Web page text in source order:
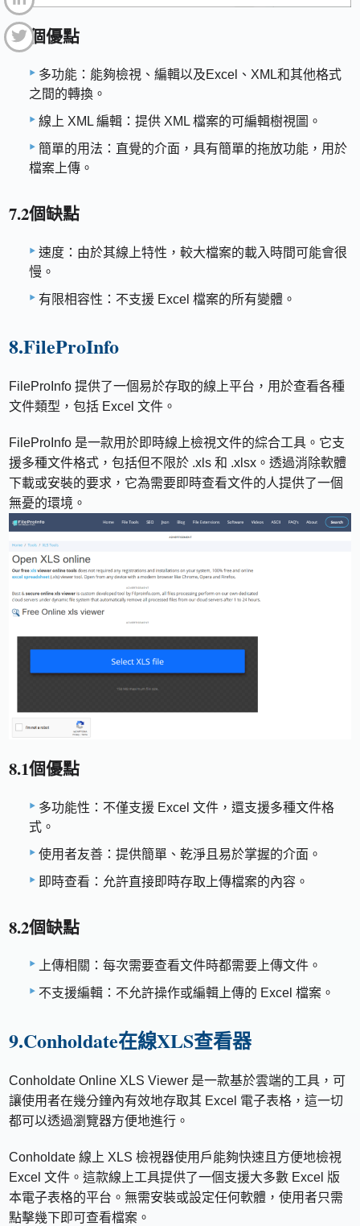
7.1個優點
多功能：能夠檢視、編輯以及Excel、XML和其他格式
之間的轉換。
線上 XML 編輯：提供 XML 檔案的可編輯樹視圖。
簡單的用法：直覺的介面，具有簡單的拖放功能，用於
檔案上傳。
7.2個缺點
速度：由於其線上特性，較大檔案的載入時間可能會很
慢。
有限相容性：不支援 Excel 檔案的所有變體。
8.FileProInfo
FileProInfo 提供了一個易於存取的線上平台，用於查看各種
文件類型，包括 Excel 文件。
FileProInfo 是一款用於即時線上檢視文件的綜合工具。它支
援多種文件格式，包括但不限於 .xls 和 .xlsx。透過消除軟體
下載或安裝的要求，它為需要即時查看文件的人提供了一個
無憂的環境。
8.1個優點
多功能性：不僅支援 Excel 文件，還支援多種文件格
式。
使用者友善：提供簡單、乾淨且易於掌握的介面。
即時查看：允許直接即時存取上傳檔案的內容。
8.2個缺點
上傳相關：每次需要查看文件時都需要上傳文件。
不支援編輯：不允許操作或編輯上傳的 Excel 檔案。
9.Conholdate在線XLS查看器
Conholdate Online XLS Viewer 是一款基於雲端的工具，可
讓使用者在幾分鐘內有效地存取其 Excel 電子表格，這一切
都可以透過瀏覽器方便地進行。
Conholdate 線上 XLS 檢視器使用戶能夠快速且方便地檢視
Excel 文件。這款線上工具提供了一個支援大多數 Excel 版
本電子表格的平台。無需安裝或設定任何軟體，使用者只需
點擊幾下即可查看檔案。